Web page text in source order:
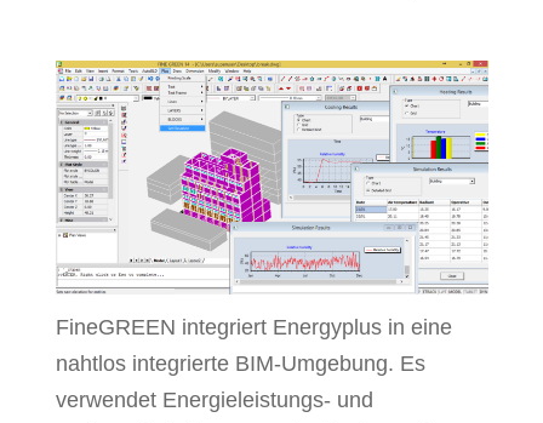
FineGREEN integriert Energyplus in eine
nahtlos integrierte BIM-Umgebung. Es
verwendet Energieleistungs- und